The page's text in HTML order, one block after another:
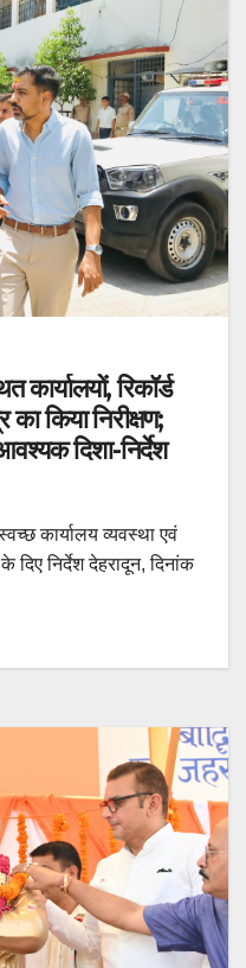
रिकॉर्ड
किया निरीक्षण;
दिशा-निर्देश
कार्यालय व्यवस्था एवं
निर्देश देहरादून, दिनांक